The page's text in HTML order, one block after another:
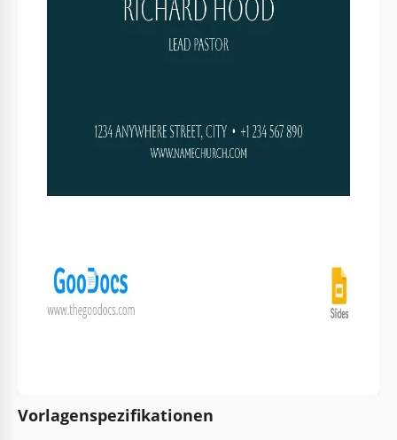
Vorlagenspezifikationen